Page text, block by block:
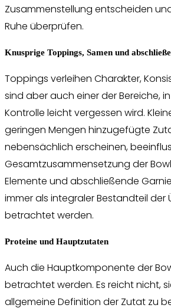
Zusammenstellung entscheiden
Ruhe überprüfen.
Knusprige Toppings, Samen und
Toppings verleihen Charakter,
sind aber auch einer der Bereiche,
Kontrolle leicht vergessen wird.
geringen Mengen hinzugefügte
nebensächlich erscheinen,
Gesamtzusammensetzung der
Elemente und abschließende
immer als integraler Bestandteil der
betrachtet werden.
Proteine und Hauptzutaten
Auch die Hauptkomponente der
betrachtet werden. Es reicht nicht,
allgemeine Definition der Zutat zu